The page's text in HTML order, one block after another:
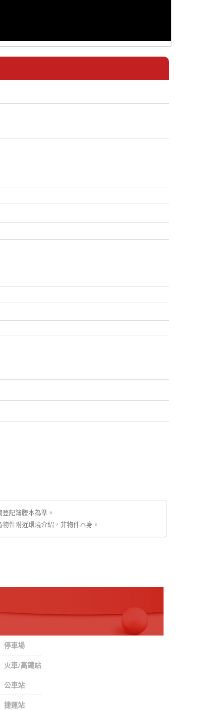
記簿謄本為準。
件附近環境介紹，非物件本身。
停車場
火車/高鐵站
公車站
捷運站